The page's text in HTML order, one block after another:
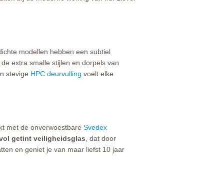
modellen hebben een subtiel
extra smalle stijlen en dorpels van
stevige HPC deurvulling voelt elke
met de onverwoestbare Svedex
getint veiligheidsglas , dat door
en geniet je van maar liefst 10 jaar